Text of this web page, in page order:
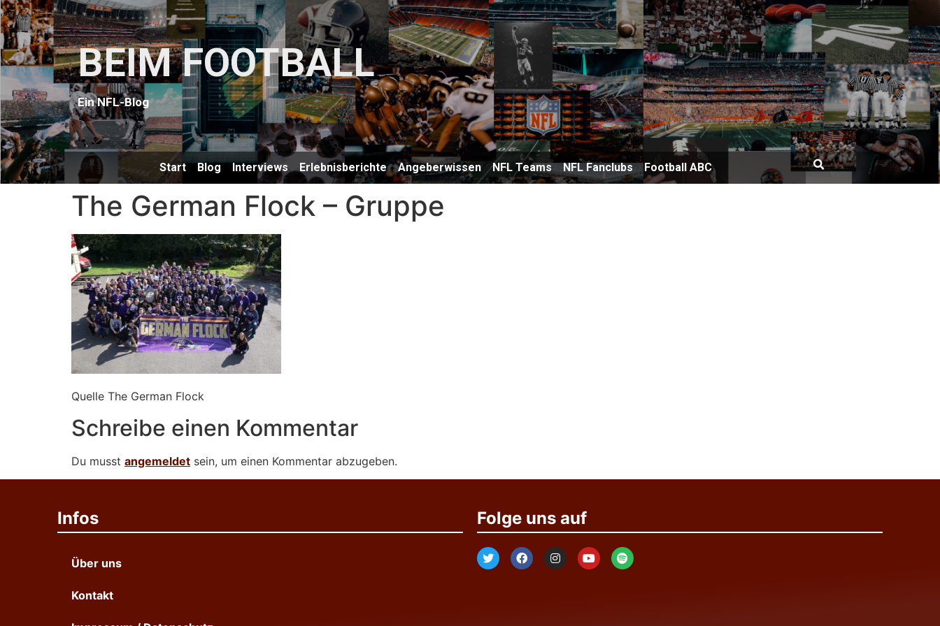
BEIM FOOTBALL
Ein NFL-Blog
Start Blog Interviews Erlebnisberichte Angeberwissen NFL Teams NFL Fanclubs Football ABC
The German Flock – Gruppe
Quelle The German Flock
Schreibe einen Kommentar
Du musst angemeldet sein, um einen Kommentar abzugeben.
Infos
Über uns
Kontakt
Folge uns auf